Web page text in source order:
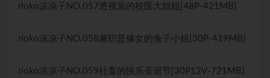
rioko凉凉子NO.057透视装的校医大姐姐[48P-421MB]
rioko凉凉子NO.058兼职是修女的兔子小姐[30P-419MB]
rioko凉凉子NO.059社畜的快乐圣诞节[30P12V-721MB]